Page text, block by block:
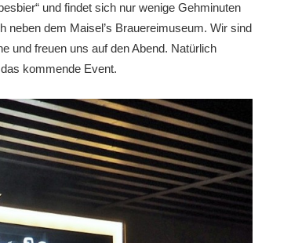
und findet sich nur wenige Gehminuten
neben dem Maisel’s Brauereimuseum. Wir sind
und freuen uns auf den Abend. Natürlich
kommende Event.